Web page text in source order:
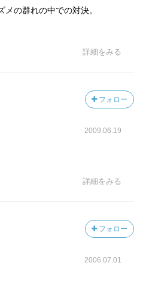
の群れの中での対決。
詳細をみる
フォロー
2009.06.19
詳細をみる
フォロー
2006.07.01